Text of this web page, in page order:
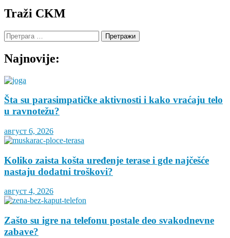
Traži CKM
Претрага
за:
Najnovije:
Šta su parasimpatičke aktivnosti i kako vraćaju telo
u ravnotežu?
август 6, 2026
Koliko zaista košta uređenje terase i gde najčešće
nastaju dodatni troškovi?
август 4, 2026
Zašto su igre na telefonu postale deo svakodnevne
zabave?